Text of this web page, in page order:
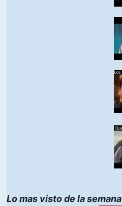
Lo mas visto de la semana